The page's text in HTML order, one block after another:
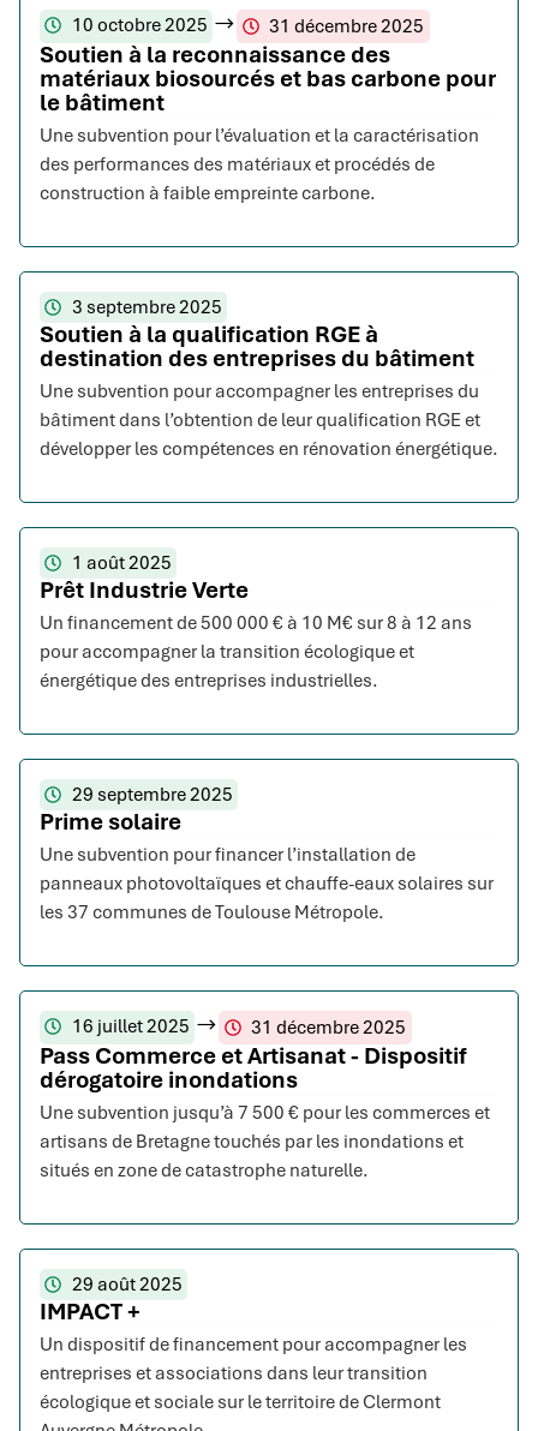
10 octobre 2025 31 décembre 2025
Soutien à la reconnaissance des
matériaux biosourcés et bas carbone pour
le bâtiment
Une subvention pour l’évaluation et la caractérisation
des performances des matériaux et procédés de
construction à faible empreinte carbone.
3 septembre 2025
Soutien à la qualification RGE à
destination des entreprises du bâtiment
Une subvention pour accompagner les entreprises du
bâtiment dans l’obtention de leur qualification RGE et
développer les compétences en rénovation énergétique.
1 août 2025
Prêt Industrie Verte
Un financement de 500 000 € à 10 M€ sur 8 à 12 ans
pour accompagner la transition écologique et
énergétique des entreprises industrielles.
29 septembre 2025
Prime solaire
Une subvention pour financer l’installation de
panneaux photovoltaïques et chauffe-eaux solaires sur
les 37 communes de Toulouse Métropole.
16 juillet 2025 31 décembre 2025
Pass Commerce et Artisanat - Dispositif
dérogatoire inondations
Une subvention jusqu’à 7 500 € pour les commerces et
artisans de Bretagne touchés par les inondations et
situés en zone de catastrophe naturelle.
29 août 2025
IMPACT +
Un dispositif de financement pour accompagner les
entreprises et associations dans leur transition
écologique et sociale sur le territoire de Clermont